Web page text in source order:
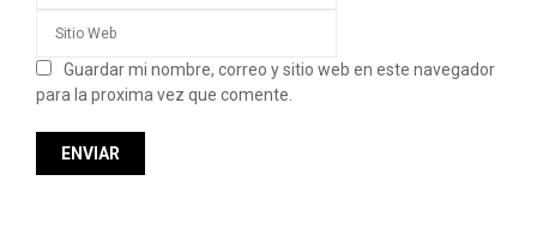
Guardar mi nombre, correo y sitio web en este navegador
para la proxima vez que comente.